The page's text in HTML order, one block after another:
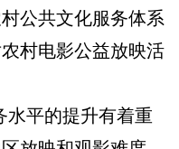
公共文化服务体系
村电影公益放映活
平的提升有着重